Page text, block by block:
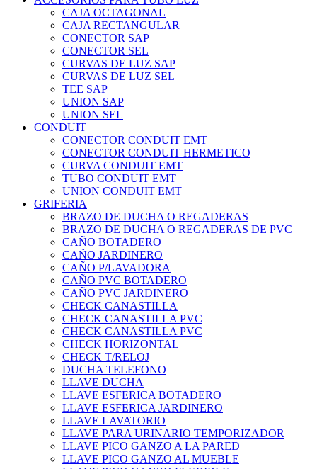
CAJA OCTAGONAL
CAJA RECTANGULAR
CONECTOR SAP
CONECTOR SEL
CURVAS DE LUZ SAP
CURVAS DE LUZ SEL
TEE SAP
UNION SAP
UNION SEL
CONDUIT
CONECTOR CONDUIT EMT
CONECTOR CONDUIT HERMETICO
CURVA CONDUIT EMT
TUBO CONDUIT EMT
UNION CONDUIT EMT
GRIFERIA
BRAZO DE DUCHA O REGADERAS
BRAZO DE DUCHA O REGADERAS DE PVC
CAÑO BOTADERO
CAÑO JARDINERO
CAÑO P/LAVADORA
CAÑO PVC BOTADERO
CAÑO PVC JARDINERO
CHECK CANASTILLA
CHECK CANASTILLA PVC
CHECK CANASTILLA PVC
CHECK HORIZONTAL
CHECK T/RELOJ
DUCHA TELEFONO
LLAVE DUCHA
LLAVE ESFERICA BOTADERO
LLAVE ESFERICA JARDINERO
LLAVE LAVATORIO
LLAVE PARA URINARIO TEMPORIZADOR
LLAVE PICO GANZO A LA PARED
LLAVE PICO GANZO AL MUEBLE